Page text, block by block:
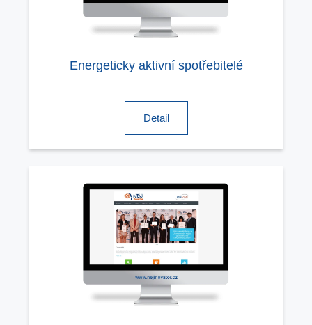
Energeticky aktivní spotřebitelé
Detail